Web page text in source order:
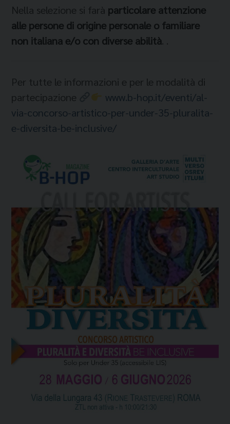
Nella selezione si farà particolare attenzione
alle persone di origine personale o familiare
non italiana e/o con diverse abilità. .
Per tutte le informazioni e per le modalità di
partecipazione
www.b-hop.it/eventi/al-
via-concorso-artistico-per-under-35-pluralita-
e-diversita-be-inclusive/